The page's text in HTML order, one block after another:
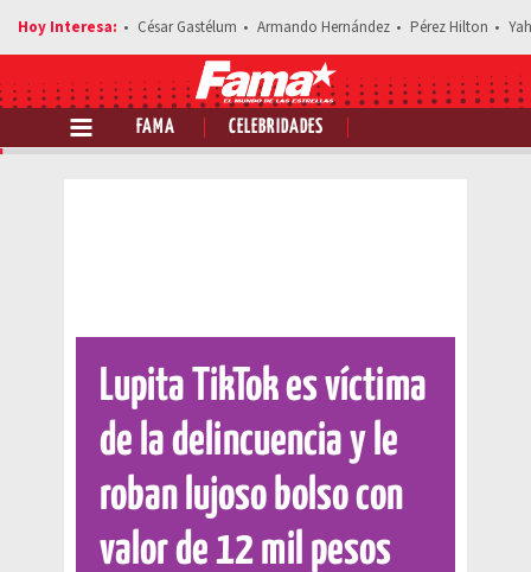
César Gastélum Armando Hernández Pérez Hilton
FAMA CELEBRIDADES
Comparte esta noticia
Lupita TikTok es víctima
de la delincuencia y le
roban lujoso bolso con
valor de 12 mil pesos